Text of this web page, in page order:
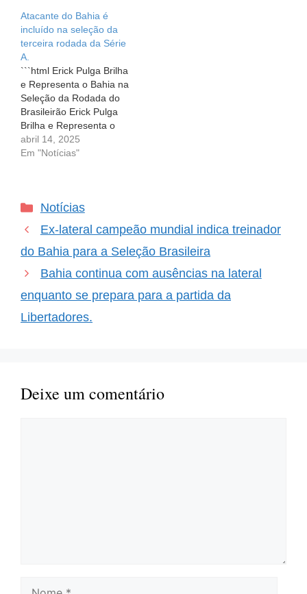
busca por reforços de
qualidade se intensifica a
cada temporada. É nesse
cenário que surgem
jogadores que não
apenas…
Atacante do Bahia é
incluído na seleção da
terceira rodada da Série
A.
```html Erick Pulga Brilha
e Representa o Bahia na
Seleção da Rodada do
Brasileirão Erick Pulga
Brilha e Representa o
Bahia na Seleção da
Rodada do Brasileirão No
destacam e fazem a
torcedores do Bahia,
esse…
abril 14, 2025
Em "Notícias"
Categorias
Notícias
Ex-lateral campeão mundial indica treinador
do Bahia para a Seleção Brasileira
Bahia continua com ausências na lateral
enquanto se prepara para a partida da
Libertadores.
Deixe um comentário
Nome